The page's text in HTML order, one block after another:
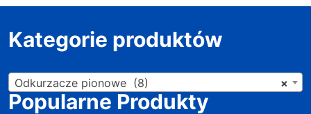
Kategorie produktów
×
Odkurzacze pionowe (8)
Popularne Produkty